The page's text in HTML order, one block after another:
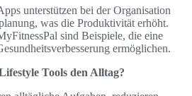
unterstützen bei der Organisation
was die Produktivität erhöht.
sind Beispiele, die eine
ermöglichen.
Tools den Alltag?